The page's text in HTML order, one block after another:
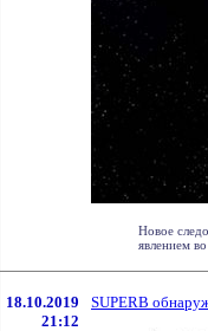
Новое
явлением
18.10.2019
21:12
SUPERB